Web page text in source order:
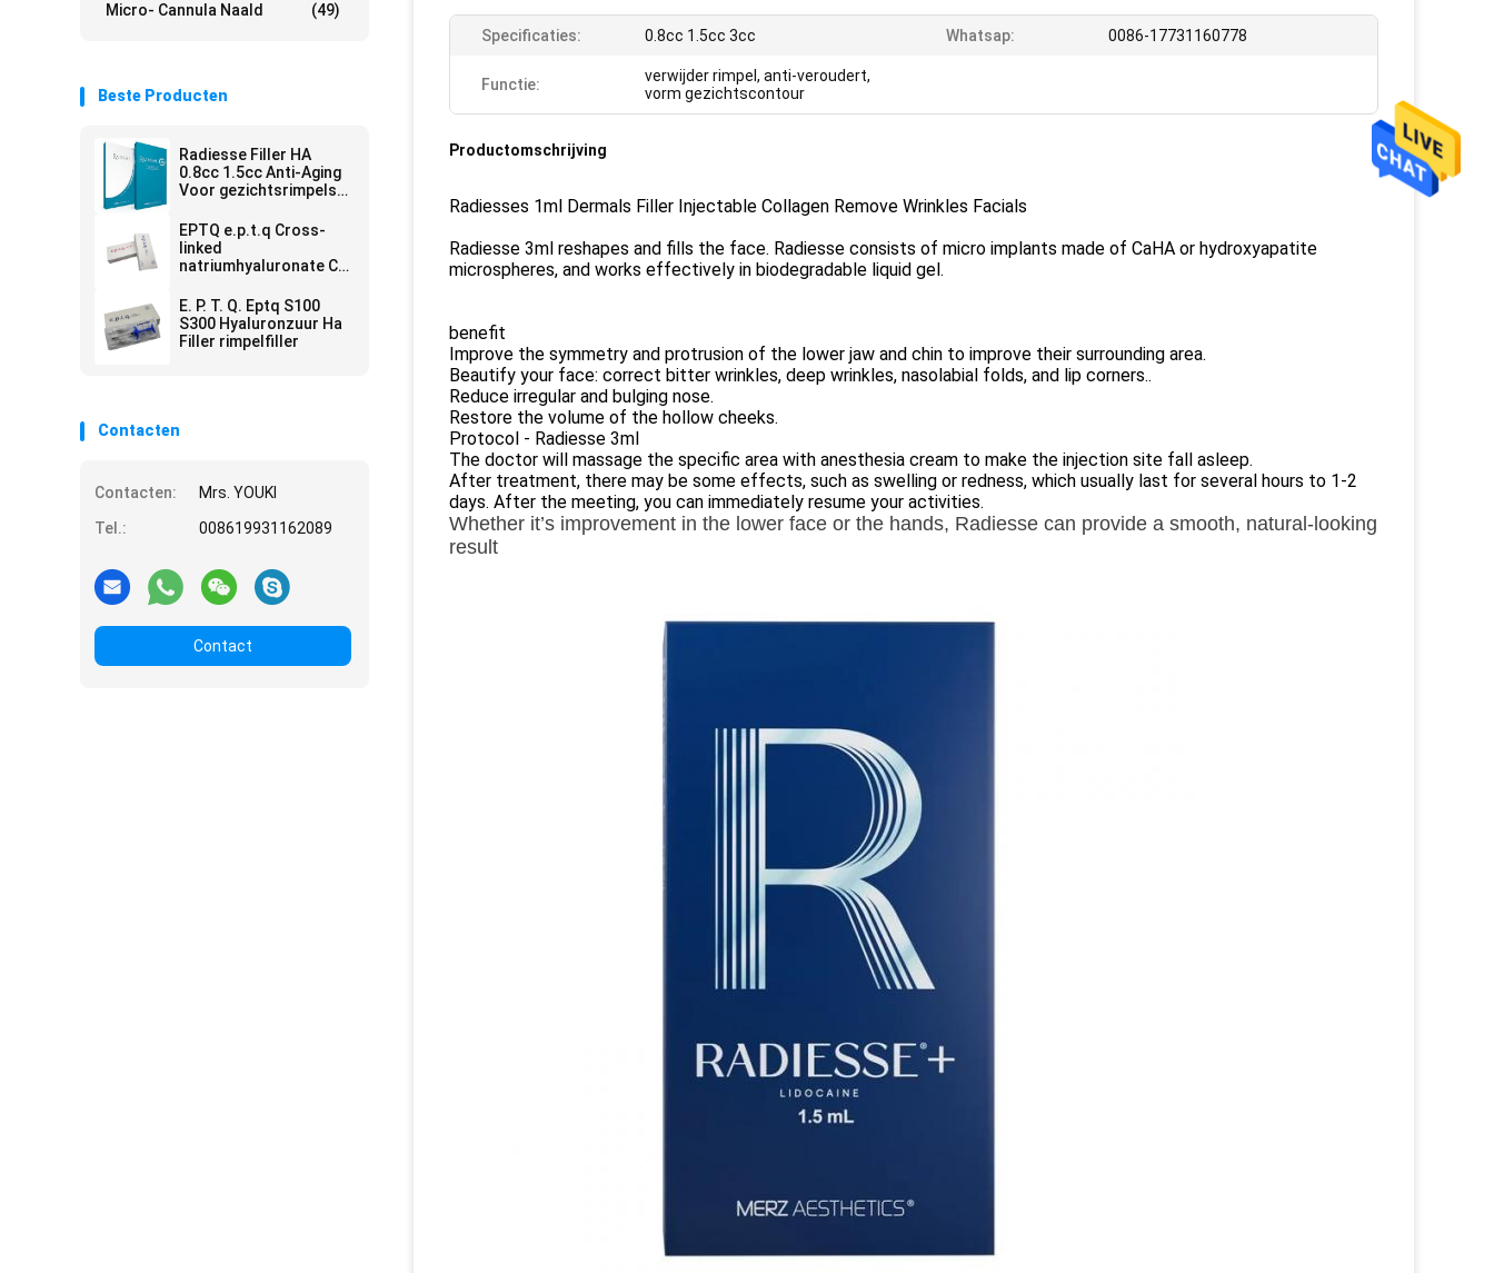
Micro- Cannula Naald (49)
Beste Producten
Radiesse Filler HA
0.8cc 1.5cc Anti-Aging
Voor gezichtsrimpels
EPTQ e.p.t.q Cross-
linked
natriumhyaluronate CE
Dermal Filler
E. P. T. Q. Eptq S100
S300 Hyaluronzuur Ha
Filler rimpelfiller
Contacten
Contacten:
Mrs. YOUKI
Tel.:
008619931162089
Contact
Specificaties: 0.8cc 1.5cc 3cc Whatsap: 0086-17731160778
Functie:
verwijder rimpel, anti-veroudert,
vorm gezichtscontour
Productomschrijving
Radiesses 1ml Dermals Filler Injectable Collagen Remove Wrinkles Facials
Radiesse 3ml reshapes and fills the face. Radiesse consists of micro implants made of CaHA or hydroxyapatite
microspheres, and works effectively in biodegradable liquid gel.
benefit
Improve the symmetry and protrusion of the lower jaw and chin to improve their surrounding area.
Beautify your face: correct bitter wrinkles, deep wrinkles, nasolabial folds, and lip corners..
Reduce irregular and bulging nose.
Restore the volume of the hollow cheeks.
Protocol - Radiesse 3ml
The doctor will massage the specific area with anesthesia cream to make the injection site fall asleep.
After treatment, there may be some effects, such as swelling or redness, which usually last for several hours to 1-2
days. After the meeting, you can immediately resume your activities.
Whether it’s improvement in the lower face or the hands, Radiesse can provide a smooth, natural-looking
result